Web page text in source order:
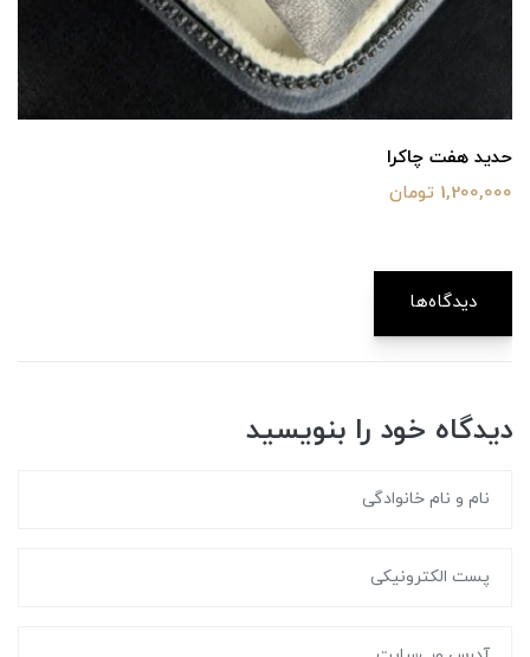
حدید هفت چاکرا
1,200,000 تومان
دیدگاه‌ها
دیدگاه خود را بنویسید